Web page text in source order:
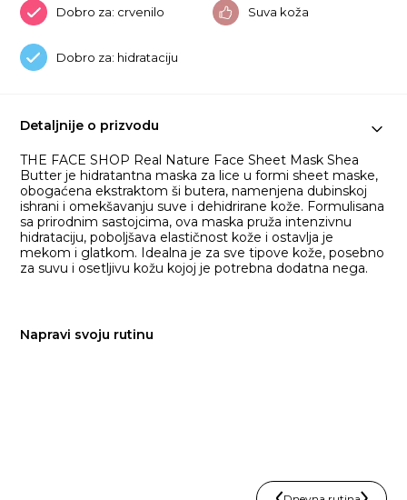
Dobro za: crvenilo Suva koža
Dobro za: hidrataciju
Detaljnije o prizvodu
THE FACE SHOP Real Nature Face Sheet Mask Shea
Butter je hidratantna maska za lice u formi sheet maske,
obogaćena ekstraktom ši butera, namenjena dubinskoj
ishrani i omekšavanju suve i dehidrirane kože. Formulisana
sa prirodnim sastojcima, ova maska pruža intenzivnu
hidrataciju, poboljšava elastičnost kože i ostavlja je
mekom i glatkom. Idealna je za sve tipove kože, posebno
za suvu i osetljivu kožu kojoj je potrebna dodatna nega.
Napravi svoju rutinu